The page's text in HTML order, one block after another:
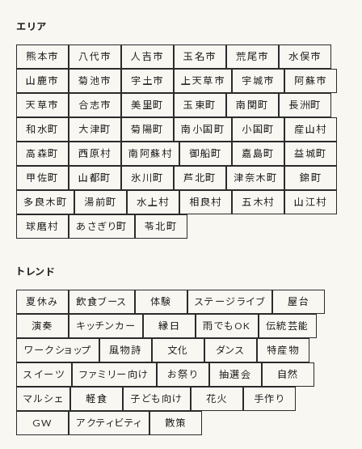
エリア
熊本市 八代市 人吉市 玉名市 荒尾市
水俣市
山鹿市
菊池市 宇土市 上天草市 宇城市
阿蘇市
天草市
合志市 美里町 玉東町 南関町
長洲町
和水町
大津町 菊陽町 南小国町 小国町
産山村
高森町
西原村 南阿蘇村 御船町 嘉島町
益城町
甲佐町
山都町 氷川町 芦北町 津奈木町
錦町
多良木町
湯前町 水上村 相良村 五木村
山江村
球磨村
あさぎり町 苓北町
トレンド
夏休み 飲食ブース 体験 ステージライブ
屋台
演奏
キッチンカー 縁日 雨でもOK
伝統芸能
ワークショップ
風物詩 文化 ダンス
特産物
スイーツ
ファミリー向け お祭り 抽選会
自然
マルシェ
軽食 子ども向け 花火
手作り
GW
アクティビティ 散策